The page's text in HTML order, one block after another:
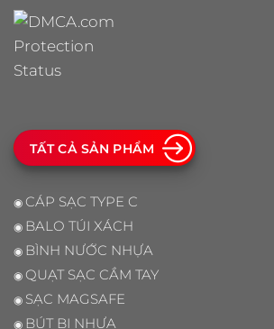
TẤT CẢ SẢN PHẨM
◉ CÁP SẠC TYPE C
◉ BALO TÚI XÁCH
◉ BÌNH NƯỚC NHỰA
◉ QUẠT SẠC CẦM TAY
◉ SẠC MAGSAFE
◉ BÚT BI NHỰA